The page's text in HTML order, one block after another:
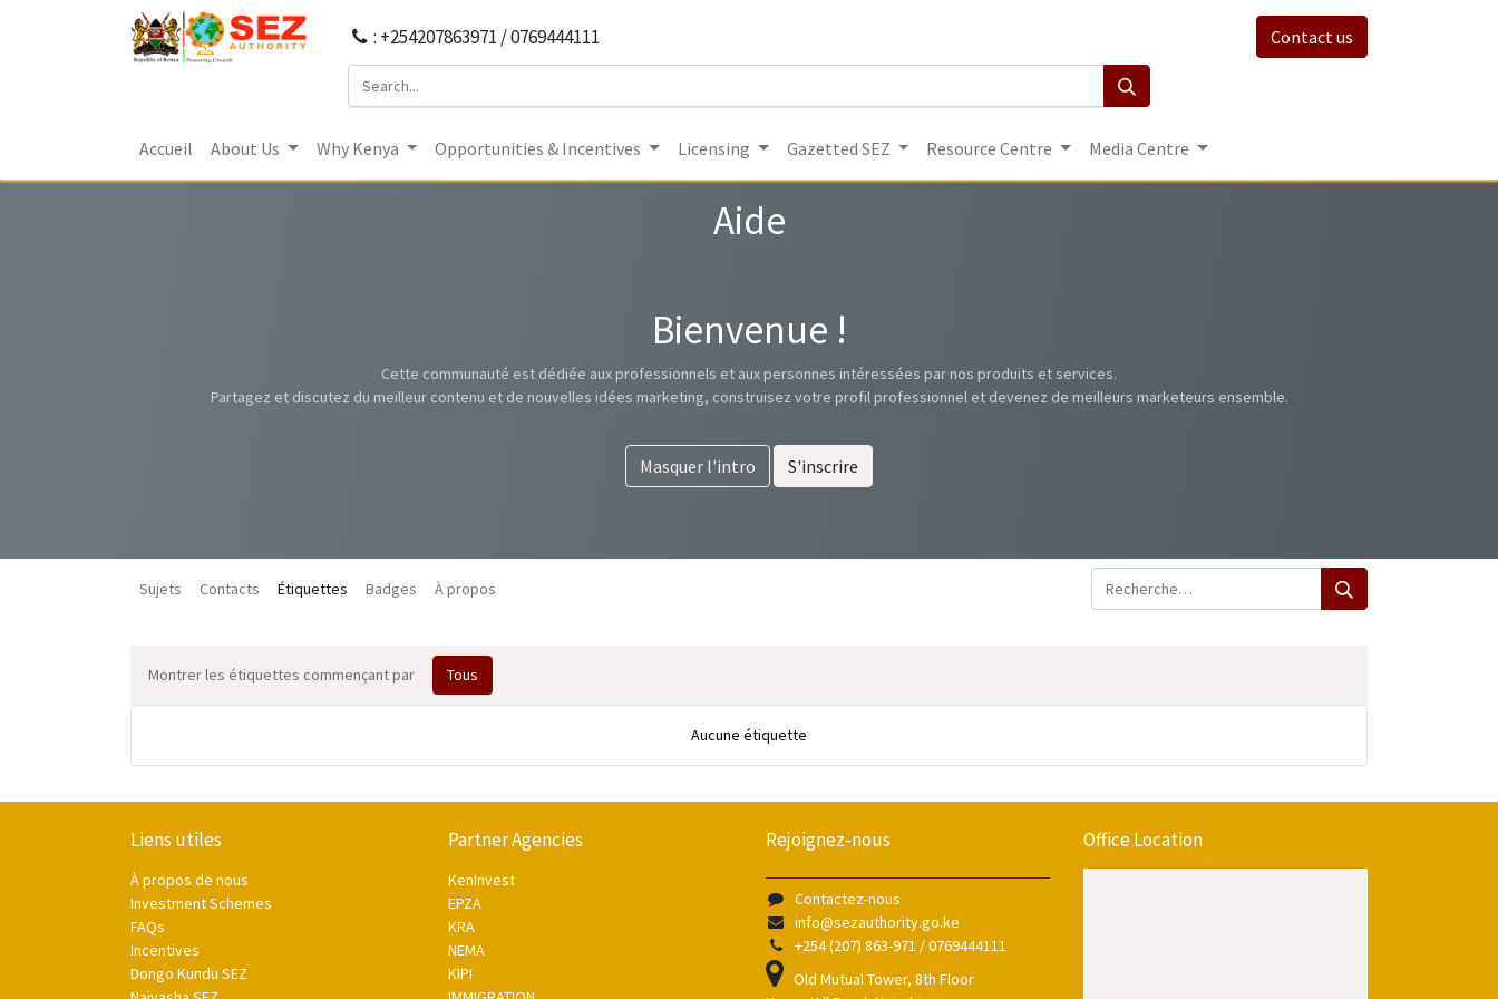
: +254207863971 / 0769444111 Contact us
Accueil About Us Why Kenya Opportunities & Incentives Licensing Gazetted SEZ Resource Centre Media Centre
Aide
Bienvenue !
Cette communauté est dédiée aux professionnels et aux personnes intéressées par nos produits et services.
Partagez et discutez du meilleur contenu et de nouvelles idées marketing, construisez votre profil professionnel et devenez de meilleurs marketeurs ensemble.
Masquer l'intro S'inscrire
Sujets Contacts Étiquettes Badges À propos
Montrer les étiquettes commençant par Tous
Aucune étiquette
Liens utiles
À propos de nous
Investment Schemes
FAQs
Incentives
Dongo Kundu SEZ
Partner Agencies
KenInvest
EPZA
KRA
NEMA
KIPI
Rejoignez-nous
Contactez-nous
info@sezauthority.go.ke
+254 (207) 863-971 / 0769444111
Old Mutual Tower, 8th Floor
Office Location